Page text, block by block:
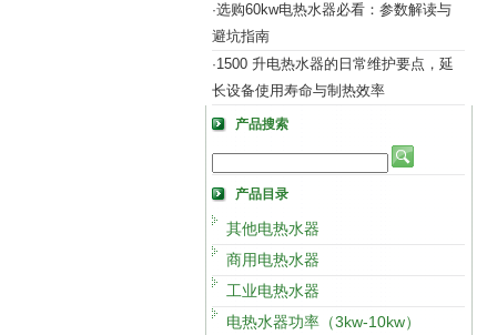
·选购60kw电热水器必看：参数解读与
避坑指南
·1500 升电热水器的日常维护要点，延
长设备使用寿命与制热效率
产品搜索
产品目录
其他电热水器
商用电热水器
工业电热水器
电热水器功率（3kw-10kw）